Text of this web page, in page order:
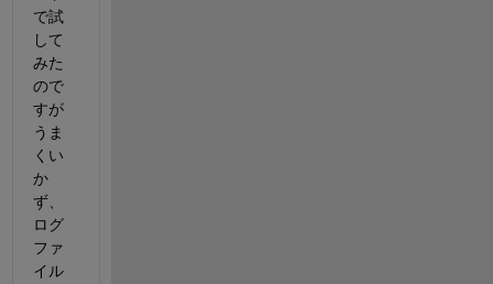
で試
して
みた
ので
すが
うま
くい
か
ず、
ログ
ファ
イル